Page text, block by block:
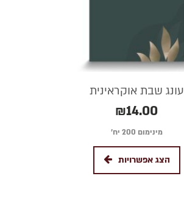
עונג שבת אוקראינית
₪14.00
מינימום 200 יח׳
הצג אפשרויות